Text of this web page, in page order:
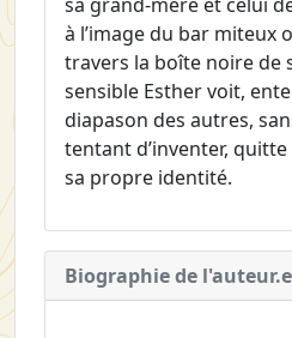
à l’image du bar miteux
travers la boîte noire de
sensible Esther voit,
diapason des autres,
tentant d’inventer,
sa propre identité.
Biographie de l'auteur.e